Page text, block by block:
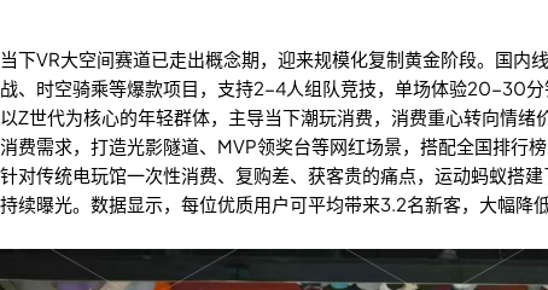
当下VR大空间赛道已走出概念期，迎来规模化复制黄金阶段。国
战、时空骑乘等爆款项目，支持2-4人组队竞技，单场体验20-30
以Z世代为核心的年轻群体，主导当下潮玩消费，消费重心转向情
消费需求，打造光影隧道、MVP领奖台等网红场景，搭配全国排行
针对传统电玩馆一次性消费、复购差、获客贵的痛点，运动蚂蚁搭
持续曝光。数据显示，每位优质用户可平均带来3.2名新客，大幅降